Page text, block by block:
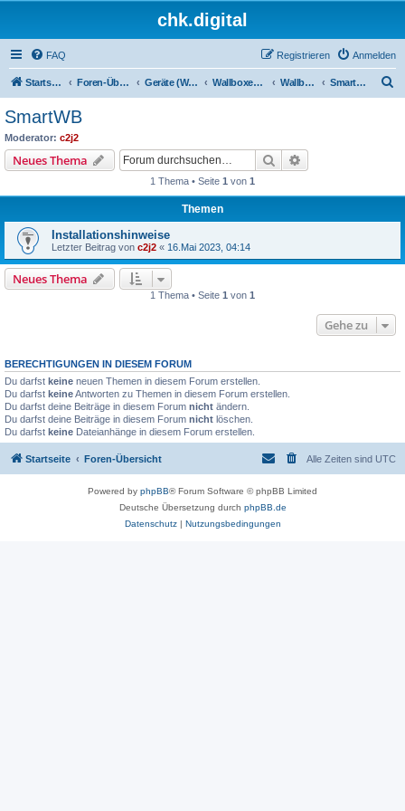
chk.digital
FAQ Anmelden
Registrieren
Startseite Foren-Übersicht Geräte (Wallboxen, Stromquellen, Autos) Wallboxen & Funkschalter Wallboxen ohne Phasenlimitierung SmartWB
SmartWB
Moderator: c2j2
Neues Thema Suche
1 Thema • Seite 1 von 1
Themen
Installationshinweise
Letzter Beitrag von c2j2 « 16.Mai 2023, 04:14
Neues Thema
1 Thema • Seite 1 von 1
Gehe zu
BERECHTIGUNGEN IN DIESEM FORUM
Du darfst keine neuen Themen in diesem Forum erstellen.
Du darfst keineAntworten zu Themen in diesem Forum erstellen.
Du darfst deine Beiträge in diesem Forum nicht ändern.
Du darfst deine Beiträge in diesem Forum nicht löschen.
Du darfst keine Dateianhänge in diesem Forum erstellen.
Startseite Foren-Übersicht Alle Zeiten sind UTC
Powered by phpBB® Forum Software © phpBB Limited
Deutsche Übersetzung durch phpBB.de
Datenschutz| Nutzungsbedingungen